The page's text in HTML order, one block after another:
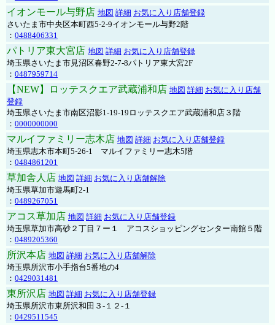
イオンモール与野店 地図 詳細 お気に入り店舗登録
さいたま市中央区本町西5-2-9イオンモール与野2階
： 0488406331
パトリア東大宮店 地図 詳細 お気に入り店舗登録
埼玉県さいたま市見沼区春野2-7-8パトリア東大宮2F
： 0487959714
【NEW】ロッテスクエア武蔵浦和店 地図 詳細 お気に入り店舗
登録
埼玉県さいたま市南区沼影1-19-19ロッテスクエア武蔵浦和店３階
： 0000000000
マルイファミリー志木店 地図 詳細 お気に入り店舗登録
埼玉県志木市本町5-26-1 マルイファミリー志木5階
： 0484861201
草加舎人店 地図 詳細 お気に入り店舗解除
埼玉県草加市遊馬町2-1
： 0489267051
アコス草加店 地図 詳細 お気に入り店舗登録
埼玉県草加市高砂２丁目７ー１ アコスショッピングセンター南館５階
： 0489205360
所沢本店 地図 詳細 お気に入り店舗解除
埼玉県所沢市小手指台5番地の4
： 0429031481
東所沢店 地図 詳細 お気に入り店舗登録
埼玉県所沢市東所沢和田３-１２-１
： 0429511545